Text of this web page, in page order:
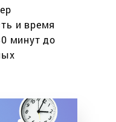
и время
минут до